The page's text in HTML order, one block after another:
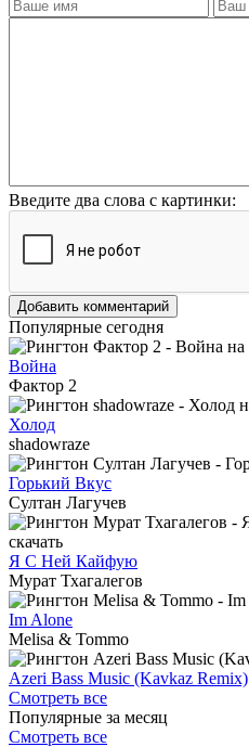
Введите два слова с картинки:
Добавить комментарий
Популярные сегодня
Война
Фактор 2
Холод
shadowraze
Горький Вкус
Султан Лагучев
Я С Ней Кайфую
Мурат Тхагалегов
Im Alone
Melisa & Tommo
Azeri Bass Music (Kavkaz Remix)
Смотреть все
Популярные за месяц
Смотреть все